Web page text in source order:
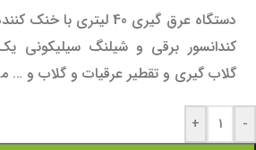
دستگاه عرق گیری 40 لیتری
کندانسور برقی و شیلنگ سیلیکونی
گلاب گیری و تقطیر عرقیات و گلاب و …
-
+